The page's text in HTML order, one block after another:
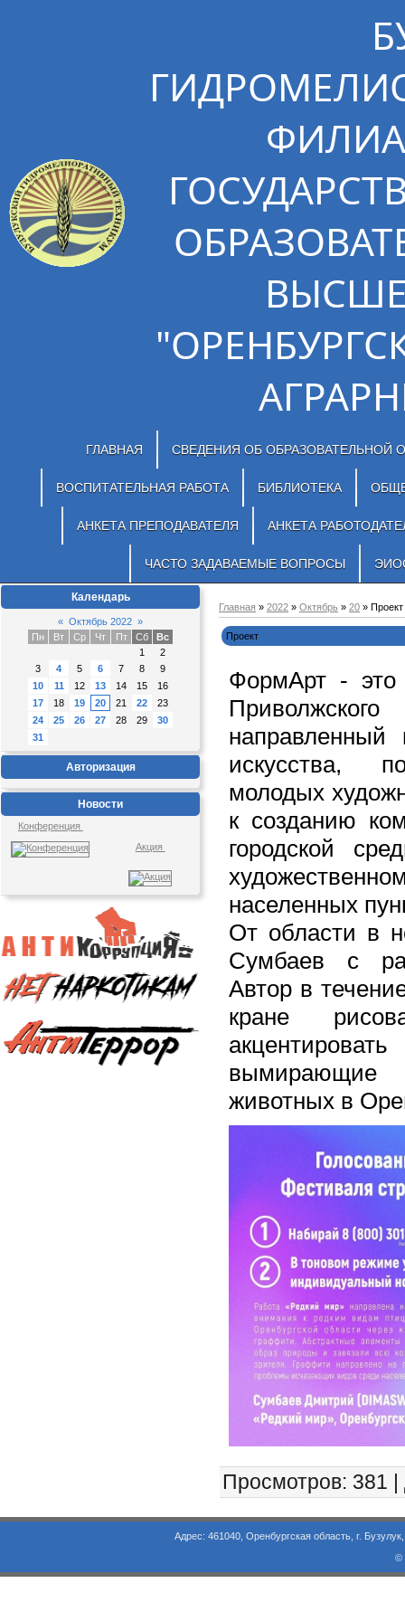
ГЛАВНАЯ СВЕДЕНИЯ ОБ ОБРАЗОВАТЕЛЬНОЙ
ВОСПИТАТЕЛЬНАЯ РАБОТА БИБЛИОТЕКА
АНКЕТА ПРЕПОДАВАТЕЛЯ АНКЕТА
ЧАСТО ЗАДАВАЕМЫЕ ВОПРОСЫ
Календарь
« Октябрь 2022 »
Пн
Вт Ср Чт Пт Сб
Вс
1
2
3
4 5 6 7 8
9
10
11 12 13 14 15
16
17
18 19 20 21 22
23
24
25 26 27 28 29
30
31
Авторизация
Новости
Конференция
Акция
Главная » 2022 » Октябрь » 20 » Проект
Проект
ФормАрт - это
Приволжского
направленный
искусства,
молодых
к созданию
городской
населенных
От области в
Сумбаев с
Автор в
кране
животных в
Просмотров: 381 |
Адрес: 461040, Оренбургская область, г. Бузулук, ул.
©